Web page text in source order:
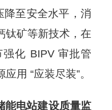
降至安全水平，消
钛矿等新技术，在
化 BIPV 审批管
用 “应装尽装”。
能电站建设质量监